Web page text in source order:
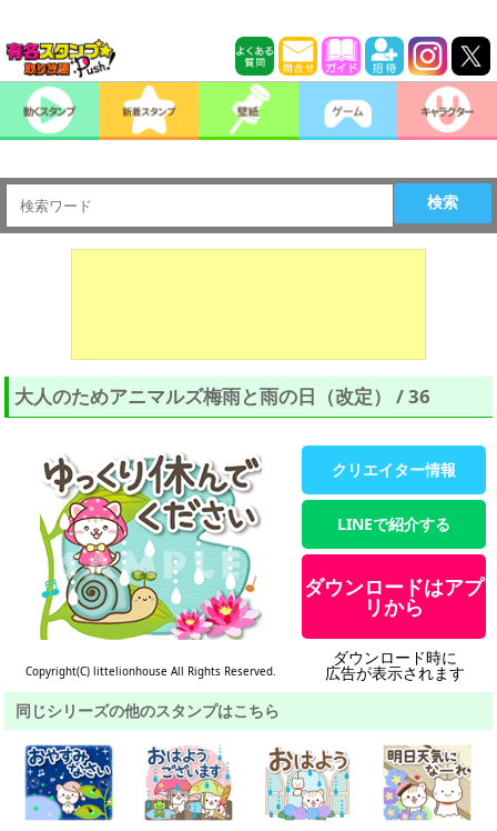
検索
大人のためアニマルズ梅雨と雨の日（改定） / 36
Copyright(C) littelionhouse All Rights Reserved.
クリエイター情報
LINEで紹介する
ダウンロードはアプ
リから
ダウンロード時に
広告が表示されます
同じシリーズの他のスタンプはこちら